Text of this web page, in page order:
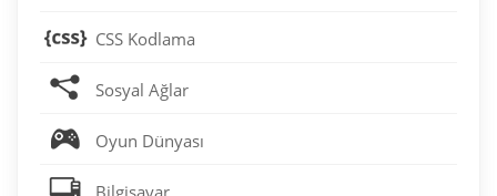
CSS Kodlama
Sosyal Ağlar
Oyun Dünyası
Bilgisayar